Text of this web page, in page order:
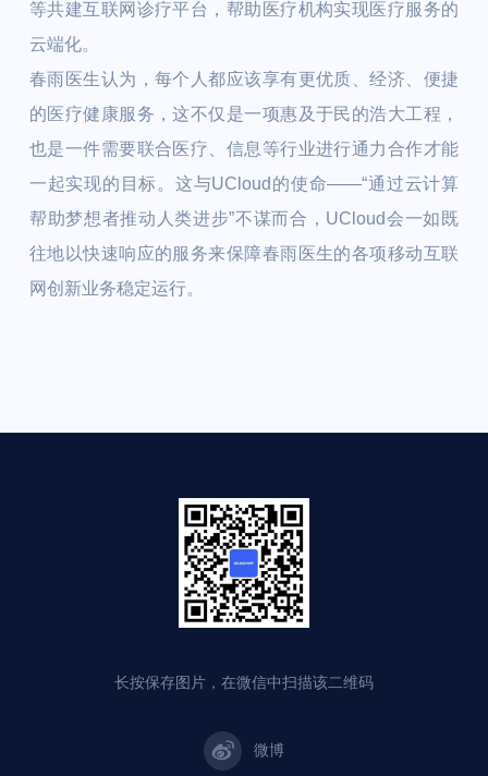
等共建互联网诊疗平台，帮助医疗机构实现医疗服务的
云端化。
春雨医生认为，每个人都应该享有更优质、经济、便捷
的医疗健康服务，这不仅是一项惠及于民的浩大工程，
也是一件需要联合医疗、信息等行业进行通力合作才能
一起实现的目标。这与UCloud的使命——“通过云计算
帮助梦想者推动人类进步”不谋而合，UCloud会一如既
往地以快速响应的服务来保障春雨医生的各项移动互联
网创新业务稳定运行。
长按保存图片，在微信中扫描该二维码
微博